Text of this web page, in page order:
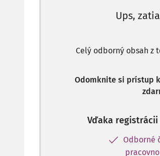
Ups,
Celý odborný obsah
Odomknite si prístup
Vďaka
Odborné